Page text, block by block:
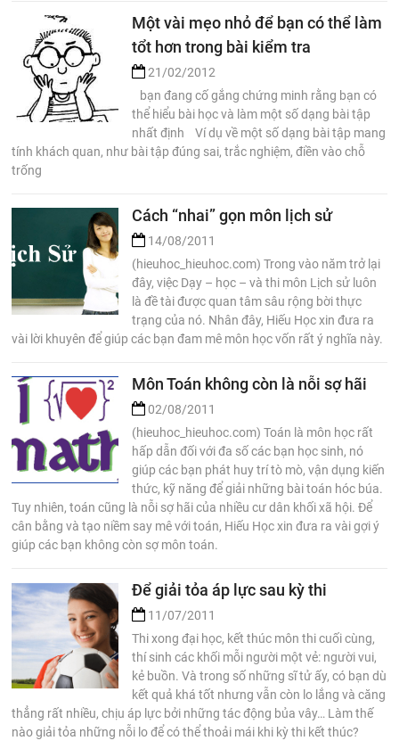
Một vài mẹo nhỏ để bạn có thể làm
tổt hơn trong bài kiểm tra
21/02/2012
bạn đang cố gắng chứng minh rằng bạn có
thể hiểu bài học và làm một số dạng bài tập
nhất định Ví dụ về một số dạng bài tập mang
tính khách quan, như bài tập đúng sai, trắc nghiệm, điền vào chỗ
trống
Cách “nhai” gọn môn lịch sử
14/08/2011
(hieuhoc_hieuhoc.com) Trong vào năm trở lại
đây, việc Dạy – học – và thi môn Lịch sử luôn
là đề tài được quan tâm sâu rộng bời thực
trạng của nó. Nhân đây, Hiếu Học xin đưa ra
vài lời khuyên để giúp các bạn đam mê môn học vốn rất ý nghĩa này.
Môn Toán không còn là nỗi sợ hãi
02/08/2011
(hieuhoc_hieuhoc.com) Toán là môn học rất
hấp dẫn đối với đa số các bạn học sinh, nó
giúp các bạn phát huy trí tò mò, vận dụng kiến
thức, kỹ năng để giải những bài toán hóc búa.
Tuy nhiên, toán cũng là nỗi sợ hãi của nhiều cư dân khối xã hội. Để
cân bằng và tạo niềm say mê với toán, Hiếu Học xin đưa ra vài gợi ý
giúp các bạn không còn sợ môn toán.
Để giải tỏa áp lực sau kỳ thi
11/07/2011
Thi xong đại học, kết thúc môn thi cuối cùng,
thí sinh các khối mỗi người một vẻ: người vui,
kẻ buồn. Và trong số những sĩ tử ấy, có bạn dù
kết quả khá tốt nhưng vẫn còn lo lắng và căng
thẳng rất nhiều, chịu áp lực bởi những tác động bủa vây… Làm thế
nào giải tỏa những nỗi lo để có thể thoải mái khi kỳ thi kết thúc?